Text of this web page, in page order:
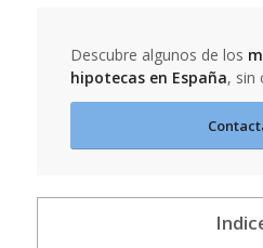
Descubre algunos de los
hipotecas en España, sin